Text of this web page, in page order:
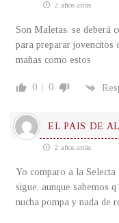
2 años atrás
Son Maletas, se deberá
para preparar jovencitos
mañas como estos
0 0
EL PAIS DE
2 años atrás
Yo comparo a la
sigue, aunque sabemos
nucha pompa y nada de